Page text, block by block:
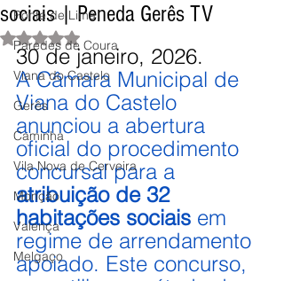
Ponte de Lima
Paredes de Coura
Viana do Castelo
Gerês
Caminha
Vila Nova de Cerveira
Monção
Valença
Melgaço
sociais | Peneda Gerês TV
Avaliado com NaN de 5 estrelas.
30 de janeiro, 2026.
A Câmara Municipal de
Viana do Castelo
anunciou a abertura
oficial do procedimento
concursal para a
atribuição de 32
habitações sociais em
regime de arrendamento
apoiado. Este concurso,